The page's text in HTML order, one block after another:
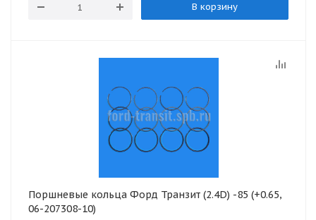
В корзину
Поршневые кольца Форд Транзит (2.4D) -85 (+0.65,
06-207308-10)